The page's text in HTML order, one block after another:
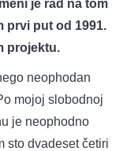
je rad na tom
prvi put od 1991.
projektu.
neophodan
mojoj slobodnoj
je neophodno
sto dvadeset četiri